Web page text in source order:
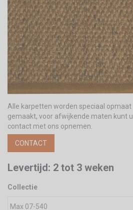
Alle karpetten worden speciaal opmaat
gemaakt, voor afwijkende maten kunt u
contact met ons opnemen.
CONTACT
Levertijd: 2 tot 3 weken
Collectie